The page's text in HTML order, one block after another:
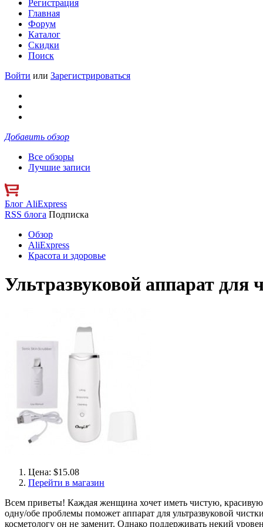
Регистрация
Главная
Форум
Каталог
Скидки
Поиск
Войти или Зарегистрироваться
Добавить обзор
Все обзоры
Лучшие записи
Блог AliExpress
RSS блога Подписка
Обзор
AliExpress
Красота и здоровье
Ультразвуковой аппарат
Цена: $15.08
Перейти в магазин
Всем приветы! Каждая женщина хочет иметь чистую, красивую
одну/обе проблемы поможет аппарат для ультразвуковой
косметологу он не заменит. Однако поддерживать некий